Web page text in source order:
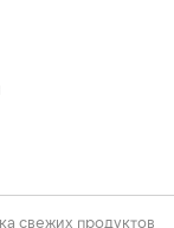
свежих продуктов